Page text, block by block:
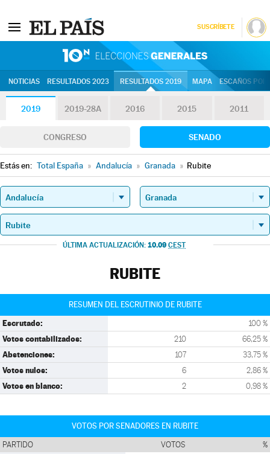
SUSCRÍBETE
NOTICIAS RESULTADOS 2023 RESULTADOS 2019 MAPA ESCAÑOS
2019 2019-28A 2016 2015 2011
CONGRESO SENADO
Estás en: Total España » Andalucía » Granada » Rubite
ÚLTIMA ACTUALIZACIÓN: 10.09 CEST
RUBITE
RESUMEN DEL ESCRUTINIO DE RUBITE
Escrutado: 100 %
Votos contabilizados: 210 66,25 %
Abstenciones: 107 33,75 %
Votos nulos: 6 2,86 %
Votos en blanco: 2 0,98 %
VOTOS POR SENADORES EN RUBITE
PARTIDO VOTOS %